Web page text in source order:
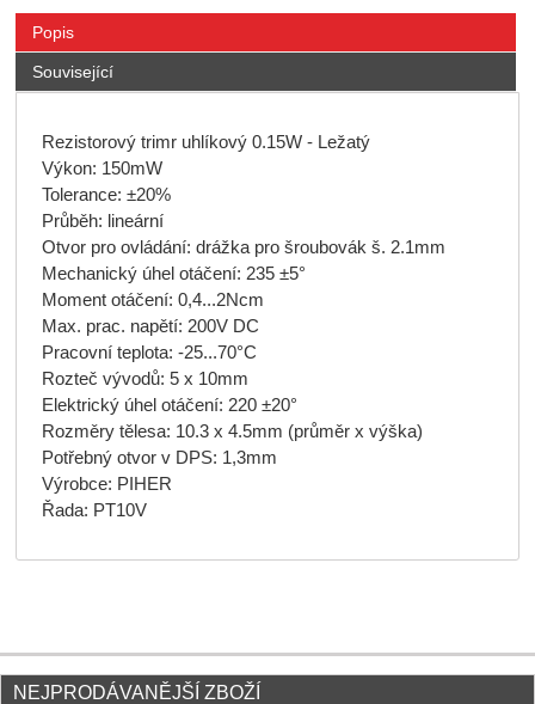
Popis
Související
Rezistorový trimr uhlíkový 0.15W - Ležatý
Výkon: 150mW
Tolerance: ±20%
Průběh: lineární
Otvor pro ovládání: drážka pro šroubovák š. 2.1mm
Mechanický úhel otáčení: 235 ±5°
Moment otáčení: 0,4...2Ncm
Max. prac. napětí: 200V DC
Pracovní teplota: -25...70°C
Rozteč vývodů: 5 x 10mm
Elektrický úhel otáčení: 220 ±20°
Rozměry tělesa: 10.3 x 4.5mm (průměr x výška)
Potřebný otvor v DPS: 1,3mm
Výrobce: PIHER
Řada: PT10V
NEJPRODÁVANĚJŠÍ ZBOŽÍ